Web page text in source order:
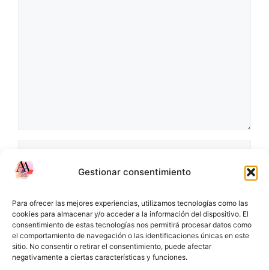
Gestionar consentimiento
Para ofrecer las mejores experiencias, utilizamos tecnologías como las
cookies para almacenar y/o acceder a la información del dispositivo. El
consentimiento de estas tecnologías nos permitirá procesar datos como
el comportamiento de navegación o las identificaciones únicas en este
sitio. No consentir o retirar el consentimiento, puede afectar
negativamente a ciertas características y funciones.
Correo
Web